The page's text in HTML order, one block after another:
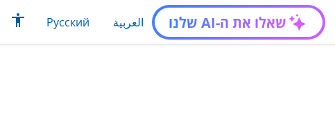
שאלו את ה-AI שלנו العربية Русский